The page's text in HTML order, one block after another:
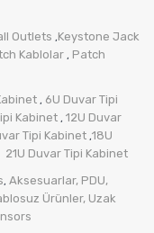
Outlets ,Keystone Jack
Kablolar , Patch
, 6U Duvar Tipi
Kabinet , 12U Duvar
Tipi Kabinet ,18U
21U Duvar Tipi Kabinet
, Aksesuarlar, PDU,
Ürünler, Uzak